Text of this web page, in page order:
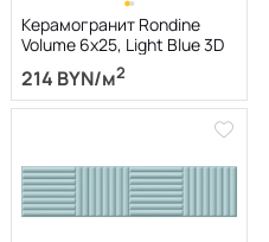
Керамогранит Rondine
Volume 6х25, Light Blue 3D
Pyramid, 9,5 мм
214 BYN/м2